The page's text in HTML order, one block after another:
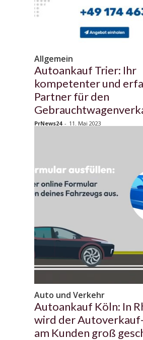
Allgemein
Autoankauf Trier: Ihr
kompetenter und
Partner für den
PrNews24 - 11. Mai 2023
Auto und Verkehr
Autoankauf Köln: In
wird der
am Kunden groß